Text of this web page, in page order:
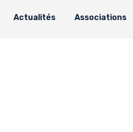
Actualités Associations